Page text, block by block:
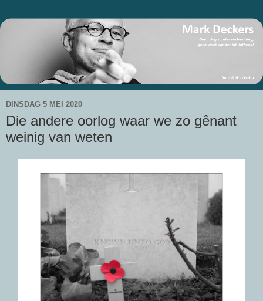
DINSDAG 5 MEI 2020
Die andere oorlog waar we zo gênant
weinig van weten